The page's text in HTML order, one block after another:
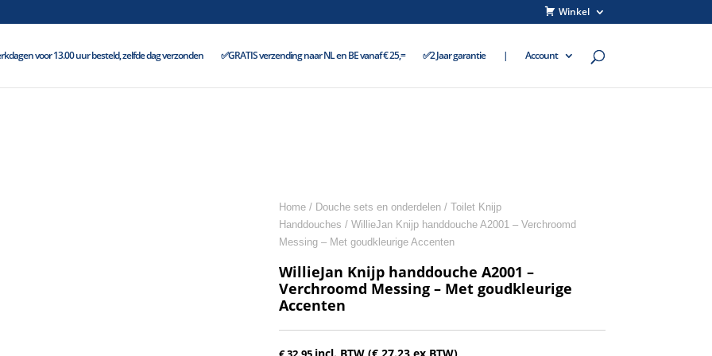
Winkel
voor 13.00 uur besteld, zelfde dag verzonden ✅GRATIS verzending naar NL en BE vanaf € 25,= ✅2 Jaar garantie | Account
Home/ Douche sets en onderdelen/ Toilet Knijp
Handdouches / WillieJan Knijp handdouche A2001 – Verchroomd
Messing – Met goudkleurige Accenten
WillieJan Knijp handdouche A2001 –
Verchroomd Messing – Met goudkleurige
Accenten